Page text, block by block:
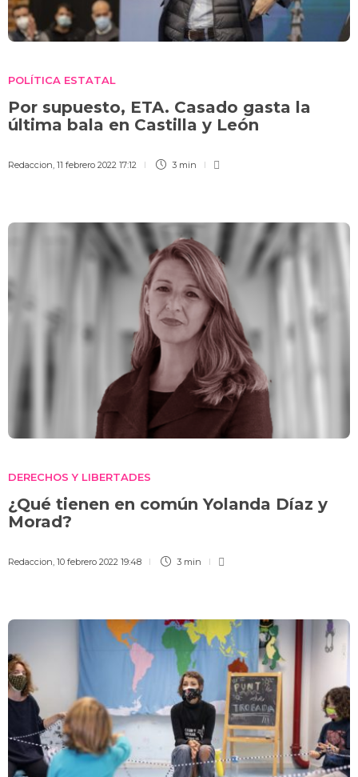
POLÍTICA ESTATAL
Por supuesto, ETA. Casado gasta la
última bala en Castilla y León
Redaccion, 11 febrero 2022 17:12 3 min
DERECHOS Y LIBERTADES
¿Qué tienen en común Yolanda Díaz y
Morad?
Redaccion, 10 febrero 2022 19:48 3 min